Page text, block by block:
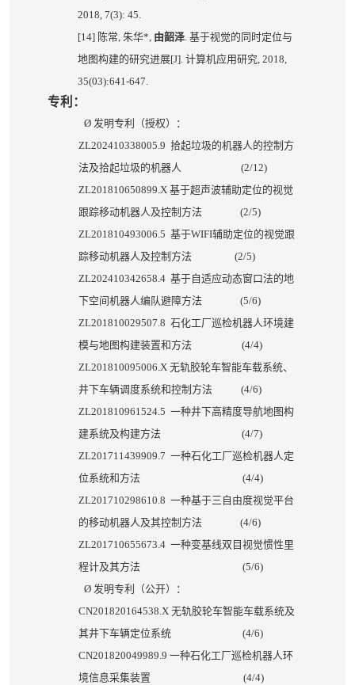
2018, 7(3): 45.
[14] 陈常, 朱华*, 由韶泽. 基于视觉的同时定位与
地图构建的研究进展[J]. 计算机应用研究, 2018,
35(03):641-647.
专利：
Ø 发明专利（授权）：
ZL202410338005.9 拾起垃圾的机器人的控制方
法及拾起垃圾的机器人 (2/12)
ZL201810650899.X 基于超声波辅助定位的视觉
跟踪移动机器人及控制方法(2/5)
ZL201810493006.5 基于WIFI辅助定位的视觉跟
踪移动机器人及控制方法(2/5)
ZL202410342658.4 基于自适应动态窗口法的地
下空间机器人编队避障方法(5/6)
ZL201810029507.8 石化工厂巡检机器人环境建
模与地图构建装置和方法(4/4)
ZL201810095006.X 无轨胶轮车智能车载系统、
井下车辆调度系统和控制方法(4/6)
ZL201810961524.5 一种井下高精度导航地图构
建系统及构建方法(4/7)
ZL201711439909.7 一种石化工厂巡检机器人定
位系统和方法(4/4)
ZL201710298610.8 一种基于三自由度视觉平台
的移动机器人及其控制方法(4/6)
ZL201710655673.4 一种变基线双目视觉惯性里
程计及其方法(5/6)
Ø 发明专利（公开）：
CN201820164538.X 无轨胶轮车智能车载系统及
其井下车辆定位系统(4/6)
CN201820049989.9 一种石化工厂巡检机器人环
境信息采集装置 (4/4)